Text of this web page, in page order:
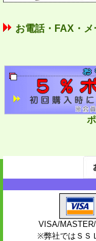
お電話・FAX・
VISA/
※弊社ではＳＳ